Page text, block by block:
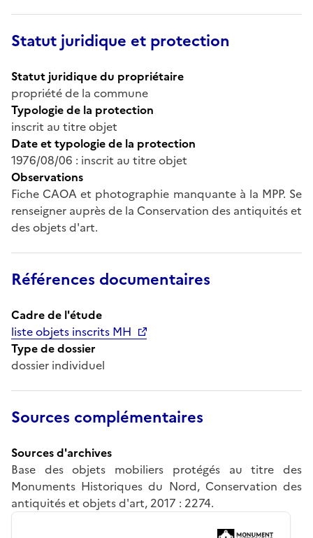
Statut juridique et protection
Statut juridique du propriétaire
propriété de la commune
Typologie de la protection
inscrit au titre objet
Date et typologie de la protection
1976/08/06 : inscrit au titre objet
Observations
Fiche CAOA et photographie manquante à la MPP. Se
renseigner auprès de la Conservation des antiquités et
des objets d'art.
Références documentaires
Cadre de l'étude
liste objets inscrits MH
Type de dossier
dossier individuel
Sources complémentaires
Sources d'archives
Base des objets mobiliers protégés au titre des
Monuments Historiques du Nord, Conservation des
antiquités et objets d'art, 2017 : 2274.